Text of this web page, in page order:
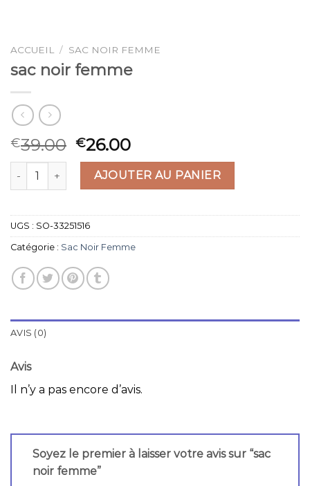
ACCUEIL / SAC NOIR FEMME
sac noir femme
€39.00 €26.00
quantité de sac noir femmeAJOUTER AU PANIER
UGS : SO-33251516
Catégorie : Sac Noir Femme
AVIS (0)
Avis
Il n’y a pas encore d’avis.
Soyez le premier à laisser votre avis sur “sac
noir femme”